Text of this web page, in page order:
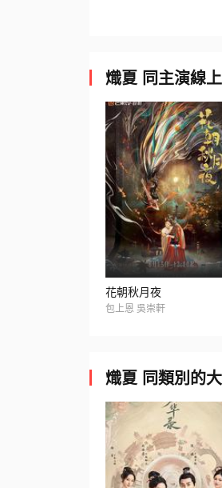
熾夏 同主演線
花朝秋月夜
包上恩 吳崇軒
熾夏 同類別的